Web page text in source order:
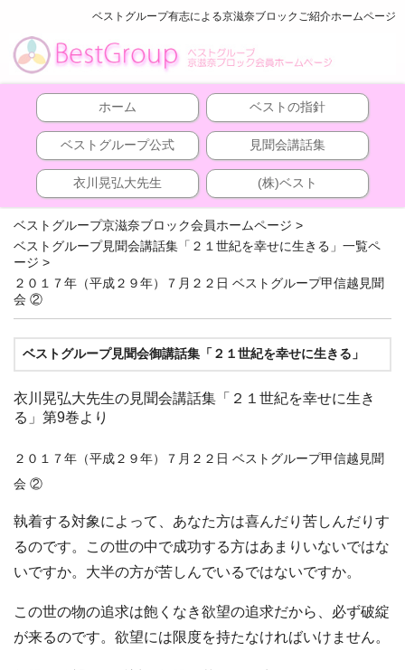
ベストグループ有志による京滋奈ブロックご紹介ホームページ
ホーム ベストの指針
ベストグループ公式 見聞会講話集
衣川晃弘大先生 (株)ベスト
ベストグループ京滋奈ブロック会員ホームページ >
ベストグループ見聞会講話集「２１世紀を幸せに生きる」一覧ペ
ージ >
２０１７年（平成２９年）７月２２日 ベストグループ甲信越見聞
会 ②
ベストグループ見聞会御講話集「２１世紀を幸せに生きる」
衣川晃弘大先生の見聞会講話集「２１世紀を幸せに生き
る」第9巻より
２０１７年（平成２９年）７月２２日 ベストグループ甲信越見聞
会 ②
執着する対象によって、あなた方は喜んだり苦しんだりす
るのです。この世の中で成功する方はあまりいないではな
いですか。大半の方が苦しんでいるではないですか。
この世の物の追求は飽くなき欲望の追求だから、必ず破綻
が来るのです。欲望には限度を持たなければいけません。